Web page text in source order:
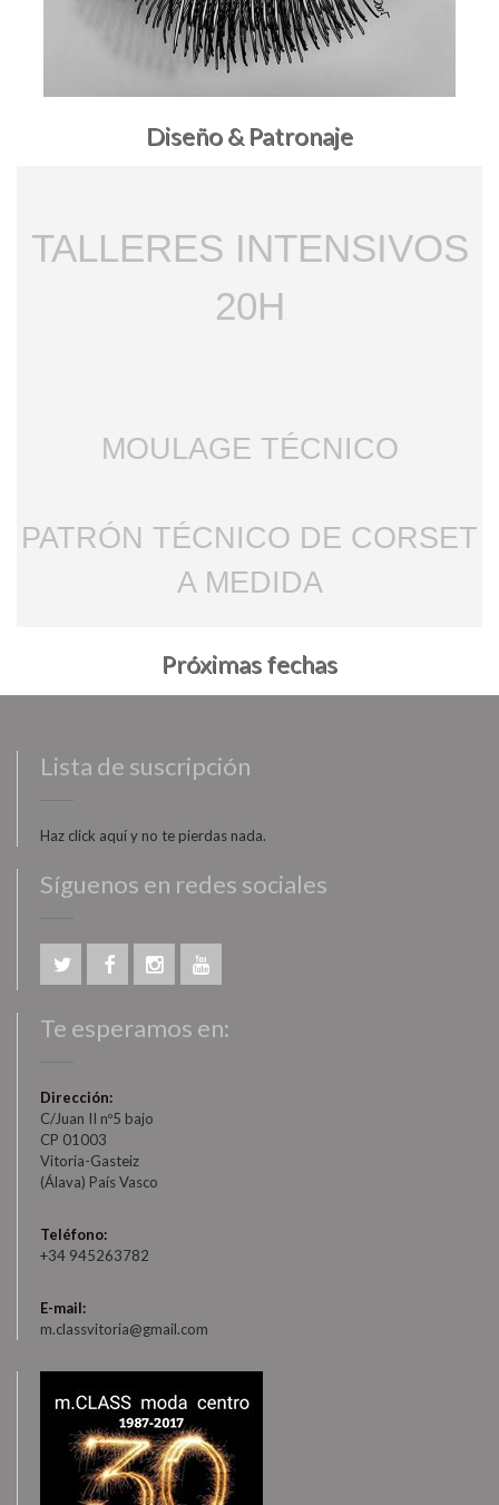
Diseño & Patronaje
TALLERES INTENSIVOS
20H
MOULAGE TÉCNICO
PATRÓN TÉCNICO DE CORSET
A MEDIDA
Próximas fechas
Lista de suscripción
Haz click aquí y no te pierdas nada.
Síguenos en redes sociales
Te esperamos en:
Dirección:
C/Juan II nº5 bajo
CP 01003
Vitoria-Gasteiz
(Álava) País Vasco
Teléfono:
+34 945263782
E-mail:
m.classvitoria@gmail.com